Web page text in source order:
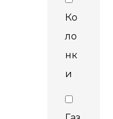
Ко
ло
нк
и